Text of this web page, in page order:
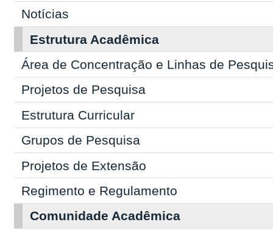
Notícias
Estrutura Acadêmica
Área de Concentração e Linhas de
Projetos de Pesquisa
Estrutura Curricular
Grupos de Pesquisa
Projetos de Extensão
Regimento e Regulamento
Comunidade Acadêmica